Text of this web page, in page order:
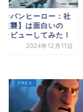
ンバンヒーロー：社
逆襲】は面白いの
レビューしてみた！
2024年12月11日